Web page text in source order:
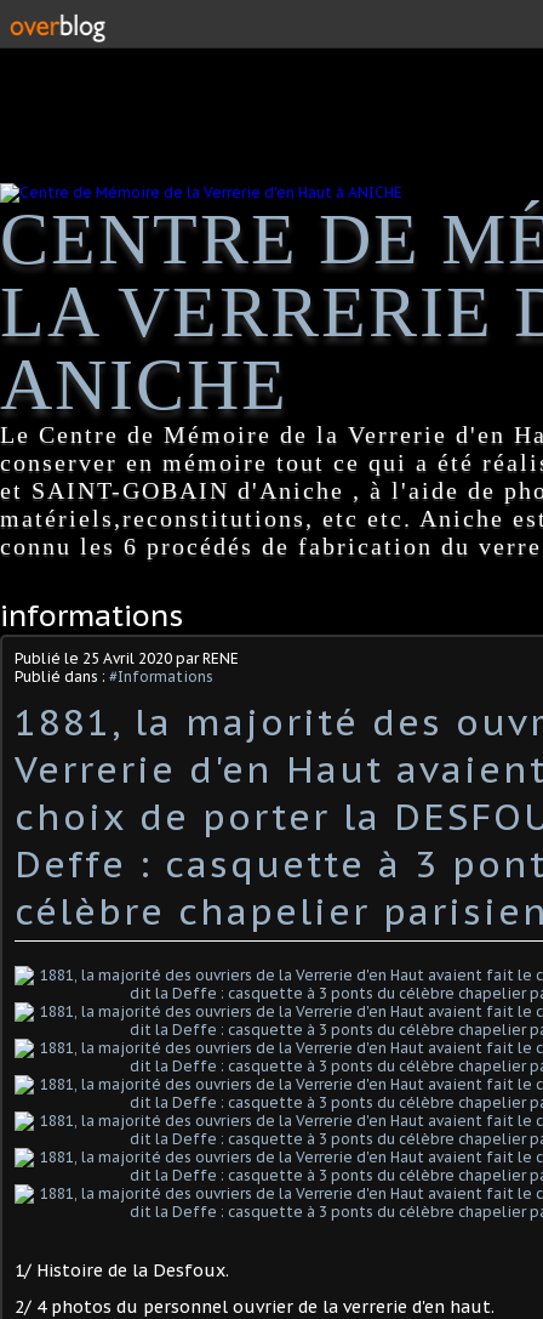
CENTRE DE
LA VERRERIE
ANICHE
Le Centre de Mémoire de la Verrerie d'en
conserver en mémoire tout ce qui a été
et SAINT-GOBAIN d'Aniche , à l'aide de
matériels,reconstitutions, etc etc. Aniche
connu les 6 procédés de fabrication du
informations
Publié le 25 Avril 2020 par RENE
Publié dans : #Informations
1881, la majorité des
Verrerie d'en Haut
choix de porter la
Deffe : casquette à 3
célèbre chapelier
1/ Histoire de la Desfoux.
2/ 4 photos du personnel ouvrier de la verrerie d'en haut.